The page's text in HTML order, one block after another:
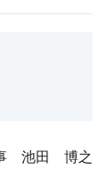
池田 博之